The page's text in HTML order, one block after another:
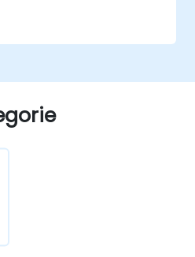
v prostředí AR/VR.
VR posílené umělou
bezpečnost.